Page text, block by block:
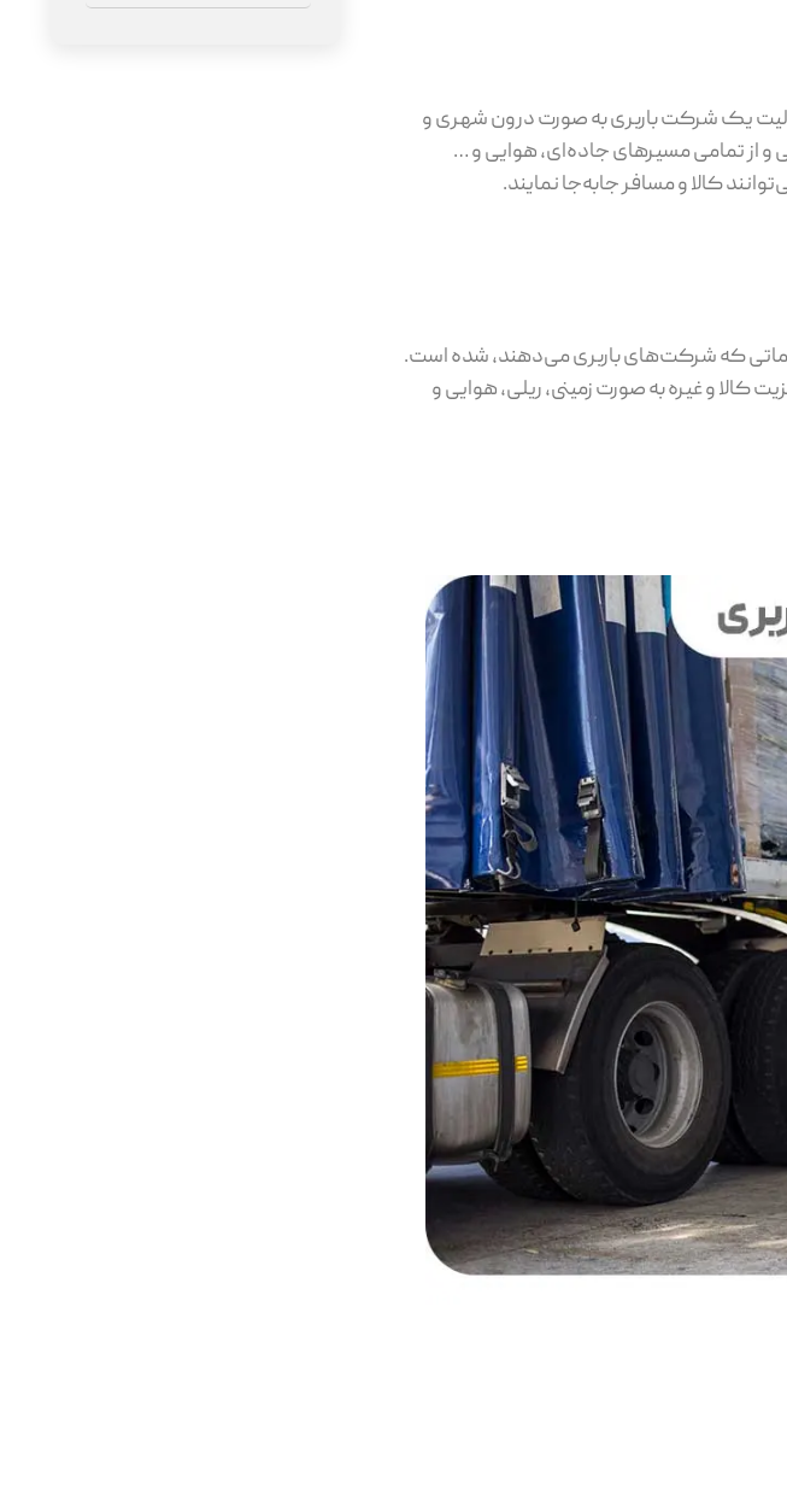
یک شرکت باربری به صورت درون شهری و
از تمامی مسیرهای جاده‌ای، هوایی و …
کالا و مسافر جابه‌جا نمایند.
که شرکت‌های باربری می‌دهند، شده است.
کالا و غیره به صورت زمینی، ریلی، هوایی و